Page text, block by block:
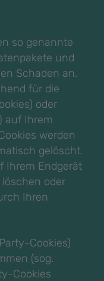
so genannte
und
Schaden an.
für die
oder
auf Ihrem
werden
gelöscht.
Ihrem Endgerät
oder
Ihren
Cookies)
(sog.
Cookies